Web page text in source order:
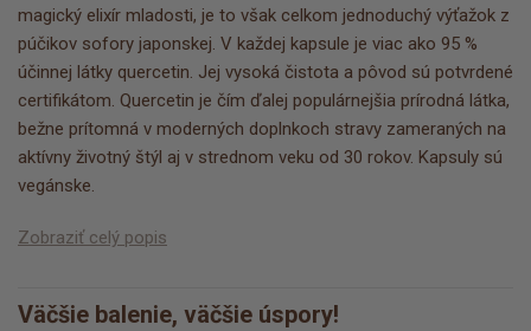
magický elixír mladosti, je to však celkom jednoduchý výťažok z
púčikov sofory japonskej. V každej kapsule je viac ako 95 %
účinnej látky quercetin. Jej vysoká čistota a pôvod sú potvrdené
certifikátom. Quercetin je čím ďalej populárnejšia prírodná látka,
bežne prítomná v moderných doplnkoch stravy zameraných na
aktívny životný štýl aj v strednom veku od 30 rokov. Kapsuly sú
vegánske.
Zobraziť celý popis
Väčšie balenie, väčšie úspory!